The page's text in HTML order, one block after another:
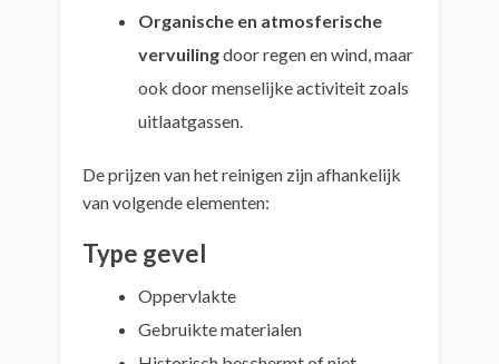
Organische en atmosferische
vervuilingdoor regen en wind, maar
ook door menselijke activiteit zoals
uitlaatgassen.
De prijzen van het reinigen zijn afhankelijk
van volgende elementen:
Type gevel
Oppervlakte
Gebruikte materialen